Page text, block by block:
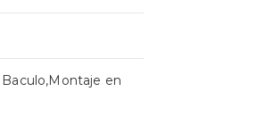
en